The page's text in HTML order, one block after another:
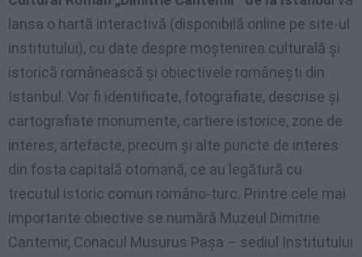
lansa o hartă interactivă (disponibilă online pe site-ul
institutului), cu date despre moştenirea culturală şi
istorică românească şi obiectivele româneşti din
Istanbul. Vor fi identificate, fotografiate, descrise şi
cartografiate monumente, cartiere istorice, zone de
interes, artefacte, precum şi alte puncte de interes
din fosta capitală otomană, ce au legătură cu
trecutul istoric comun româno-turc. Printre cele mai
importante obiective se numără Muzeul Dimitrie
Cantemir, Conacul Musurus Paşa – sediul Institutului